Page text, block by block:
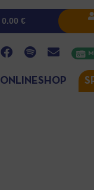
0.00 €
ONLINESHOP